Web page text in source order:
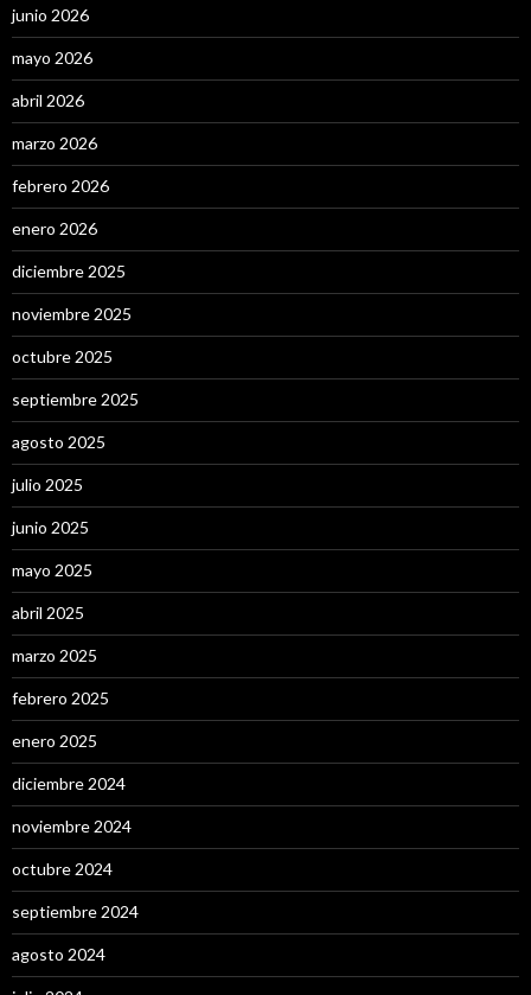
junio 2026
mayo 2026
abril 2026
marzo 2026
febrero 2026
enero 2026
diciembre 2025
noviembre 2025
octubre 2025
septiembre 2025
agosto 2025
julio 2025
junio 2025
mayo 2025
abril 2025
marzo 2025
febrero 2025
enero 2025
diciembre 2024
noviembre 2024
octubre 2024
septiembre 2024
agosto 2024